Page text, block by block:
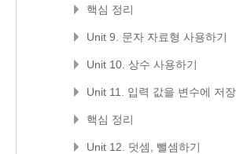
핵심 정리
Unit 9. 문자 자료형 사용하기
Unit 10. 상수 사용하기
Unit 11. 입력 값을 변수에 저
핵심 정리
Unit 12. 덧셈, 뺄셈하기